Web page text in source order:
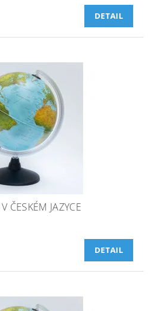
DETAIL
ČESKÉM JAZYCE
DETAIL